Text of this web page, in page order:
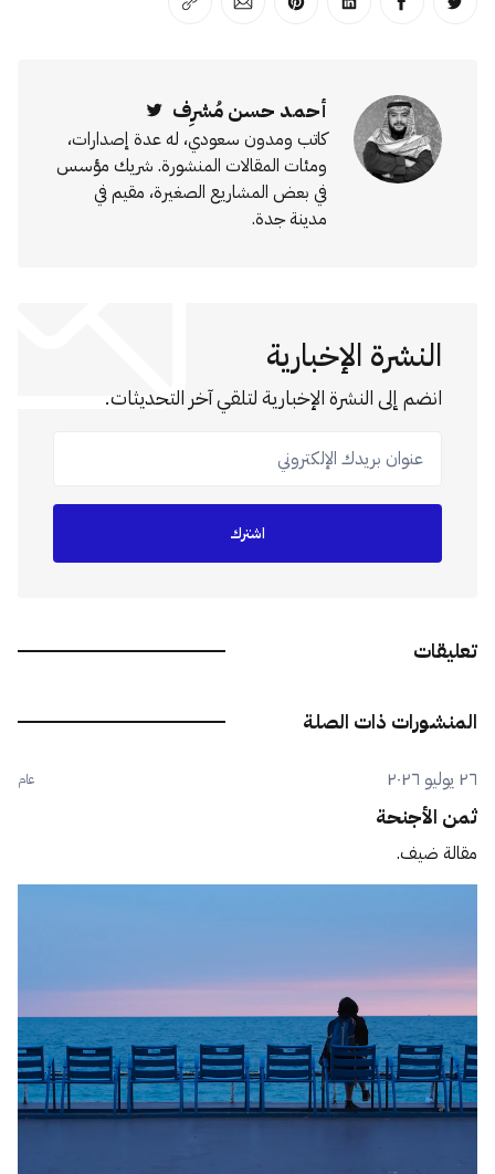
انشر على تويترانشر على الفيسبوك
انشر على لينكد إن
انشر على بينترست
انشر على الإيميل
انسخ الرابط
أحمد حسن مُشرِف
كاتب ومدون سعودي، له عدة إصدارات،
ومئات المقالات المنشورة. شريك مؤسس
في بعض المشاريع الصغيرة، مقيم في
مدينة جدة.
النشرة الإخبارية
انضم إلى النشرة الإخبارية لتلقي آخر التحديثات.
عنوان بريدك الإلكتروني
اشترك
تعليقات
المنشورات ذات الصلة
٢٦ يوليو ٢٠٢٦ عام
ثمن الأجنحة
مقالة ضيف.